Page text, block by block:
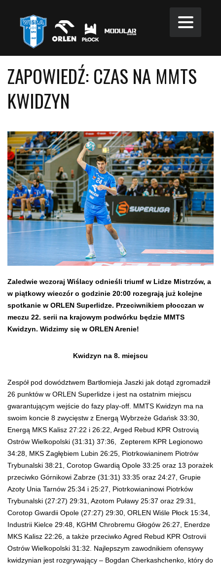
ZAPOWIEDŹ: CZAS NA MMTS
KWIDZYN
Zaledwie wczoraj Wiślacy odnieśli triumf w Lidze Mistrzów, a
w piątkowy wieczór o godzinie 20:00 rozegrają już kolejne
spotkanie w ORLEN Superlidze. Przeciwnikiem płocczan w
meczu 22. serii na krajowym podwórku będzie MMTS
Kwidzyn. Widzimy się w ORLEN Arenie!
Kwidzyn na 8. miejscu
Zespół pod dowództwem Bartłomieja Jaszki jak dotąd zgromadził
26 punktów w ORLEN Superlidze i jest na ostatnim miejscu
gwarantującym wejście do fazy play-off. MMTS Kwidzyn ma na
swoim koncie 8 zwycięstw z Energą Wybrzeże Gdańsk 33:30,
Energą MKS Kalisz 27:22 i 26:22, Arged Rebud KPR Ostrovią
Ostrów Wielkopolski (31:31) 37:36, Zepterem KPR Legionowo
34:28, MKS Zagłębiem Lubin 26:25, Piotrkowianinem Piotrów
Trybunalski 38:21, Corotop Gwardią Opole 33:25 oraz 13 porażek
przeciwko Górnikowi Zabrze (31:31) 33:35 oraz 24:27, Grupie
Azoty Unia Tarnów 25:34 i 25:27, Piotrkowianinowi Piotrków
Trybunalski (27:27) 29:31, Azotom Puławy 25:37 oraz 29:31,
Corotop Gwardii Opole (27:27) 29:30, ORLEN Wiśle Płock 15:34,
Industrii Kielce 29:48, KGHM Chrobremu Głogów 26:27, Enerdze
MKS Kalisz 22:26, a także przeciwko Agred Rebud KPR Ostrovii
Ostrów Wielkopolski 31:32. Najlepszym zawodnikiem ofensywy
kwidzynian jest rozgrywający – Bogdan Cherkashchenko, który do